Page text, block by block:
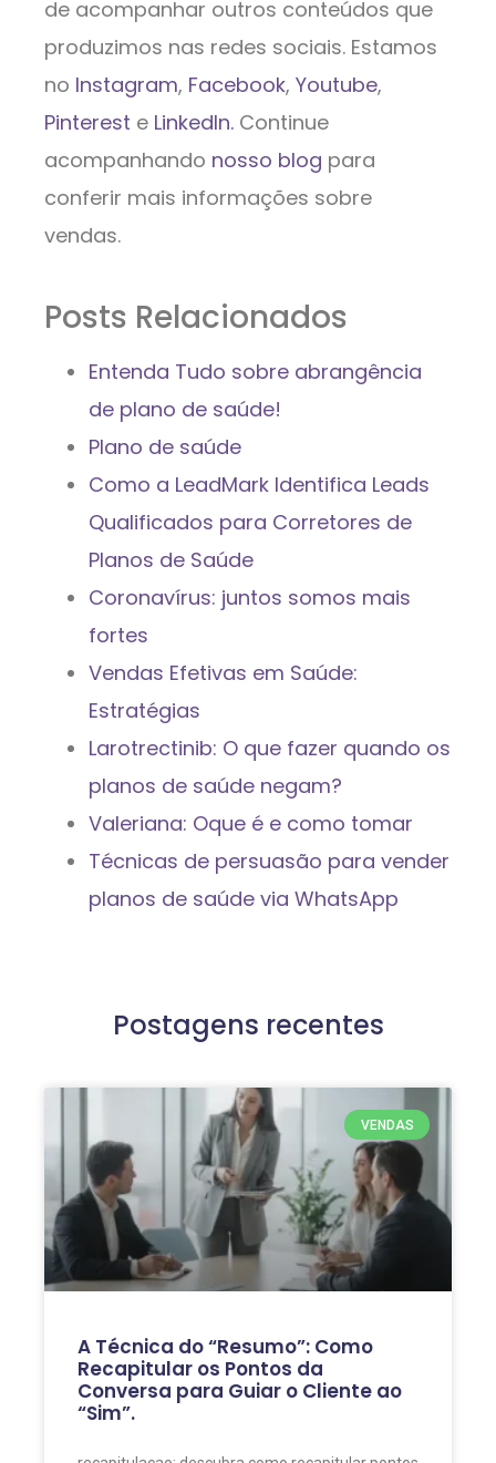
de acompanhar outros conteúdos que
produzimos nas redes sociais. Estamos
no Instagram, Facebook, Youtube,
Pinterest e LinkedIn. Continue
acompanhando nosso blog para
conferir mais informações sobre
vendas.
Posts Relacionados
Entenda Tudo sobre abrangência
de plano de saúde!
Plano de saúde
Como a LeadMark Identifica Leads
Qualificados para Corretores de
Planos de Saúde
Coronavírus: juntos somos mais
fortes
Vendas Efetivas em Saúde:
Estratégias
Larotrectinib: O que fazer quando os
planos de saúde negam?
Valeriana: Oque é e como tomar
Técnicas de persuasão para vender
planos de saúde via WhatsApp
Postagens recentes
VENDAS
A Técnica do “Resumo”: Como
Recapitular os Pontos da
Conversa para Guiar o Cliente ao
“Sim”.